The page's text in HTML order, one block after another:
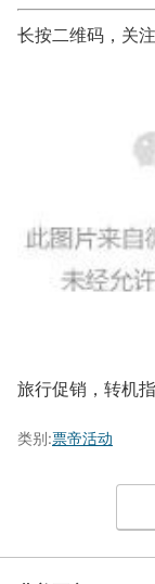
长按二维码，关
旅行促销，转机
类别:票帝活动